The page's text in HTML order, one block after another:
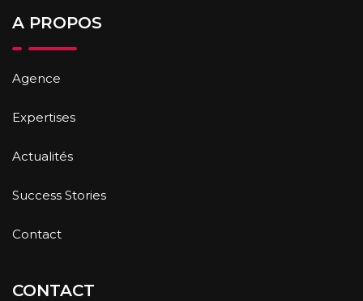
A PROPOS
Agence
Expertises
Actualités
Success Stories
Contact
CONTACT